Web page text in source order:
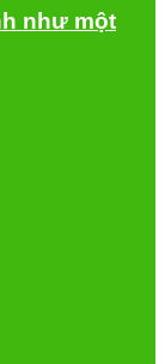
như một